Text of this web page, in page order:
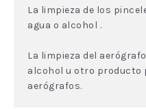
La limpieza de los
agua o alcohol .
La limpieza del
alcohol u otro producto
aerógrafos.